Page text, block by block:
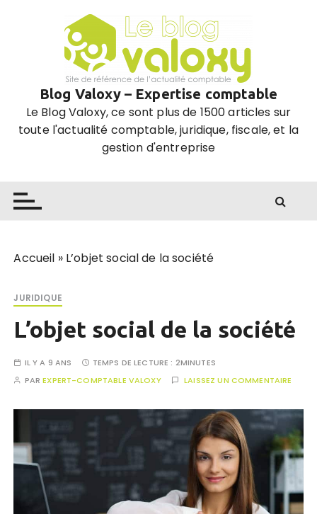
Blog Valoxy – Expertise comptable
Le Blog Valoxy, ce sont plus de 1500 articles sur
toute l'actualité comptable, juridique, fiscale, et la
gestion d'entreprise
Accueil » L’objet social de la société
JURIDIQUE
L’objet social de la société
IL Y A 9 ANS TEMPS DE LECTURE : 2MINUTES
PAREXPERT-COMPTABLE VALOXY LAISSEZ UN COMMENTAIRE